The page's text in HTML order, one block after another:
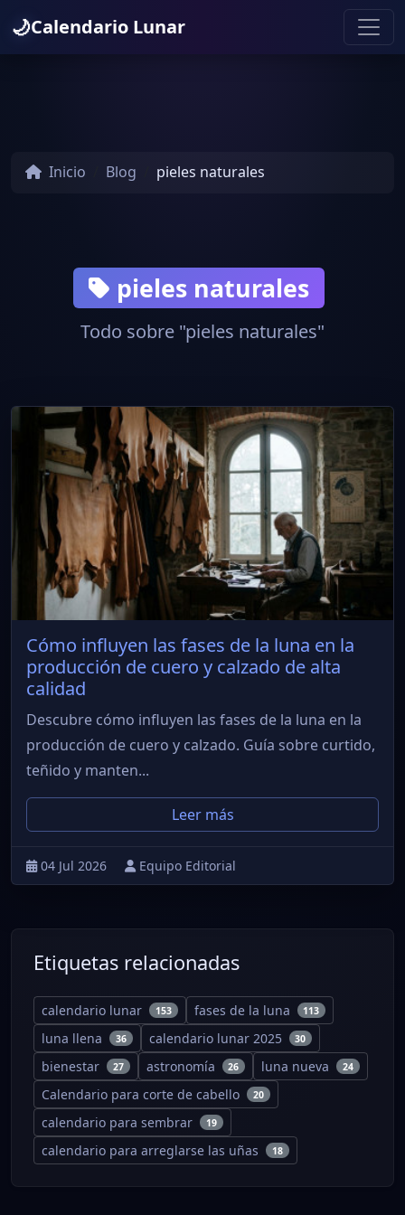
🌙Calendario Lunar
Inicio Blog pieles naturales
pieles naturales
Todo sobre "pieles naturales"
Cómo influyen las fases de la luna en la
producción de cuero y calzado de alta
calidad
Descubre cómo influyen las fases de la luna en la
producción de cuero y calzado. Guía sobre curtido,
teñido y manten...
Leer más
04 Jul 2026 Equipo Editorial
Etiquetas relacionadas
calendario lunar 153 fases de la luna 113
luna llena 36 calendario lunar 2025 30
bienestar 27 astronomía 26 luna nueva 24
Calendario para corte de cabello 20
calendario para sembrar 19
calendario para arreglarse las uñas 18